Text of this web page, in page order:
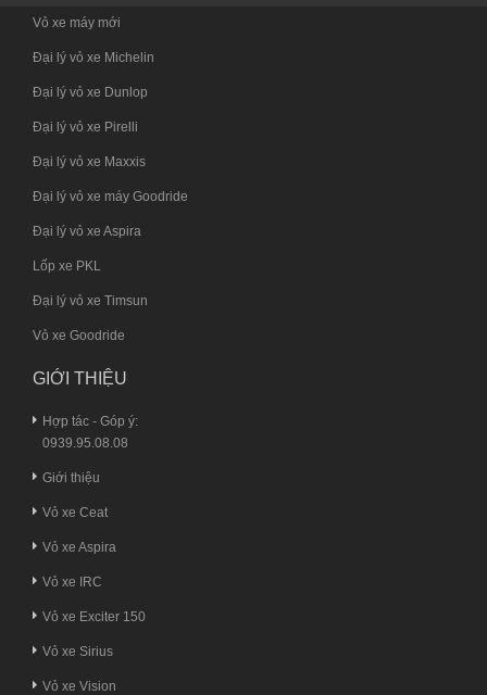
Vỏ xe máy mới
Đại lý vỏ xe Michelin
Đại lý vỏ xe Dunlop
Đại lý vỏ xe Pirelli
Đại lý vỏ xe Maxxis
Đại lý vỏ xe máy Goodride
Đại lý vỏ xe Aspira
Lốp xe PKL
Đại lý vỏ xe Timsun
Vỏ xe Goodride
GIỚI THIỆU
Hợp tác - Góp ý:
0939.95.08.08
Giới thiệu
Vỏ xe Ceat
Vỏ xe Aspira
Vỏ xe IRC
Vỏ xe Exciter 150
Vỏ xe Sirius
Vỏ xe Vision